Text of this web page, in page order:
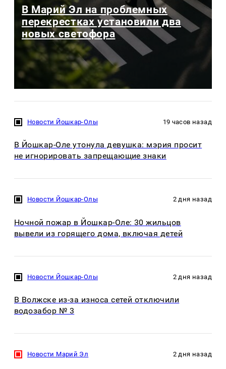
В Марий Эл на проблемных
перекрестках установили два
новых светофора
Новости Йошкар-Олы 19 часов назад
В Йошкар-Оле утонула девушка: мэрия просит
не игнорировать запрещающие знаки
Новости Йошкар-Олы 2 дня назад
Ночной пожар в Йошкар-Оле: 30 жильцов
вывели из горящего дома, включая детей
Новости Йошкар-Олы 2 дня назад
В Волжске из-за износа сетей отключили
водозабор № 3
Новости Марий Эл 2 дня назад